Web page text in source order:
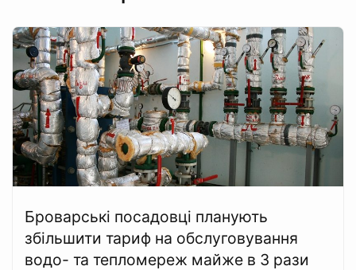
Броварські посадовці планують
збільшити тариф на обслуговування
водо- та тепломереж майже в 3 рази